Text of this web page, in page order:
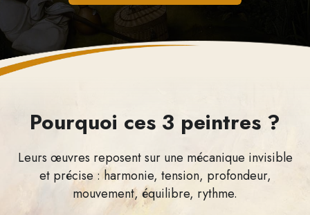
Pourquoi ces 3 peintres ?
Leurs œuvres reposent sur une mécanique invisible
et précise : harmonie, tension, profondeur,
mouvement, équilibre, rythme.